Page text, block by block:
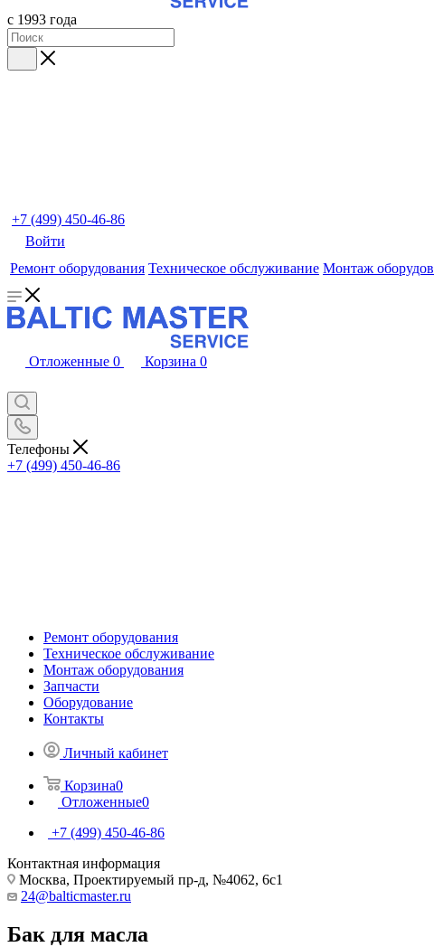
с 1993 года
+7 (499) 450-46-86
Войти
Ремонт оборудования Техническое обслуживание Монтаж
Отложенные 0 Корзина 0
Телефоны
+7 (499) 450-46-86
Ремонт оборудования
Техническое обслуживание
Монтаж оборудования
Запчасти
Оборудование
Контакты
Личный кабинет
Корзина0
Отложенные0
+7 (499) 450-46-86
Контактная информация
Москва, Проектируемый пр-д, №4062, 6с1
24@balticmaster.ru
Бак для масла